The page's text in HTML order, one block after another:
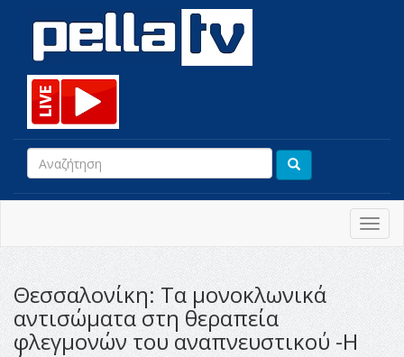
Θεσσαλονίκη: Τα μονοκλωνικά
αντισώματα στη θεραπεία
φλεγμονών του αναπνευστικού -Η